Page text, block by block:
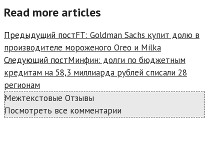
Read more articles
Предыдущий постFT: Goldman Sachs купит долю в
производителе мороженого Oreo и Milka
Следующий постМинфин: долги по бюджетным
кредитам на 58,3 миллиарда рублей списали 28
регионам
Межтекстовые Отзывы
Посмотреть все комментарии